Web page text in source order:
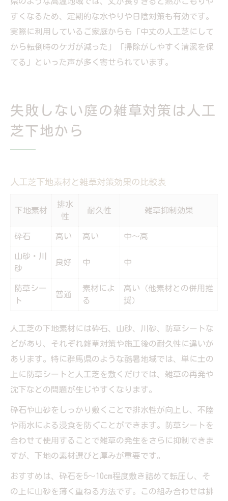
すくなるため、定期的な水やりや日陰対策も有効です。
実際に利用しているご家庭からも「中丈の人工芝にして
から転倒時のケガが減った」「掃除がしやすく清潔を保
てる」といった声が多く寄せられています。
失敗しない庭の雑草対策は人工
芝下地から
人工芝下地素材と雑草対策効果の比較表
下地素材
排水
性
耐久性 雑草抑制効果
砕石 高い 高い 中〜高
山砂・川
砂
良好 中 中
防草シー
ト
普通
素材によ
る
高い（他素材との併用推
奨）
人工芝の下地素材には砕石、山砂、川砂、防草シートな
どがあり、それぞれ雑草対策や施工後の耐久性に違いが
あります。特に群馬県のような酷暑地域では、単に土の
上に防草シートと人工芝を敷くだけでは、雑草の再発や
沈下などの問題が生じやすくなります。
砕石や山砂をしっかり敷くことで排水性が向上し、不陸
や雨水による浸食を防ぐことができます。防草シートを
合わせて使用することで雑草の発生をさらに抑制できま
すが、下地の素材選びと厚みが重要です。
おすすめは、砕石を5～10cm程度敷き詰めて転圧し、そ
の上に山砂を薄く重ねる方法です。この組み合わせは排